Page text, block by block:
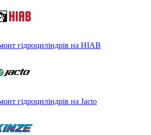
гідроциліндрів на HIAB
гідроциліндрів на Jacto